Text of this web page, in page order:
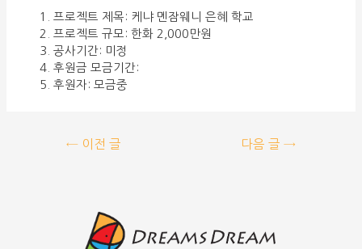
프로젝트 제목: 케냐 멘잠웨니 은혜 학교
프로젝트 규모: 한화 2,000만원
공사기간: 미정
후원금 모금기간:
후원자: 모금중
←이전 글 다음 글→